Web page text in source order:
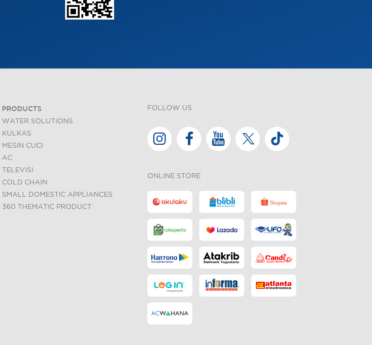
PRODUCTS
WATER SOLUTIONS
KULKAS
MESIN CUCI
AC
TELEVISI
COLD CHAIN
SMALL DOMESTIC APPLIANCES
360 THEMATIC PRODUCT
FOLLOW US
ONLINE STORE